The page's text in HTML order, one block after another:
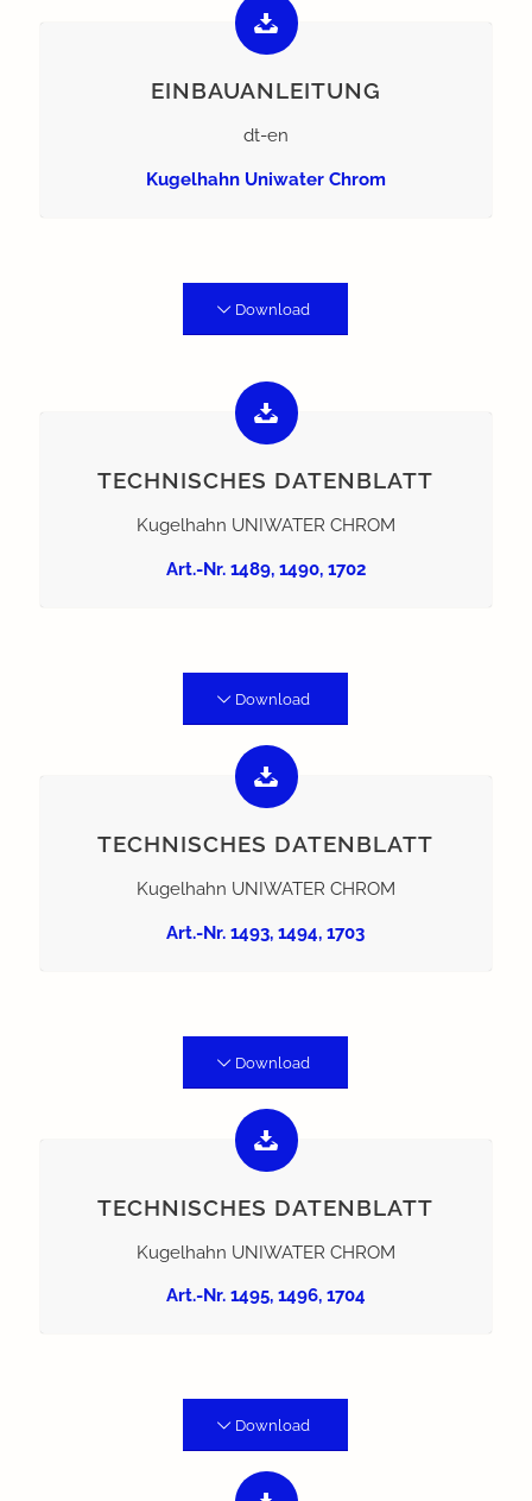
EINBAUANLEITUNG
dt-en
Kugelhahn Uniwater Chrom
Download
TECHNISCHES DATENBLATT
Kugelhahn UNIWATER CHROM
Art.-Nr. 1489, 1490, 1702
Download
TECHNISCHES DATENBLATT
Kugelhahn UNIWATER CHROM
Art.-Nr. 1493, 1494, 1703
Download
TECHNISCHES DATENBLATT
Kugelhahn UNIWATER CHROM
Art.-Nr. 1495, 1496, 1704
Download